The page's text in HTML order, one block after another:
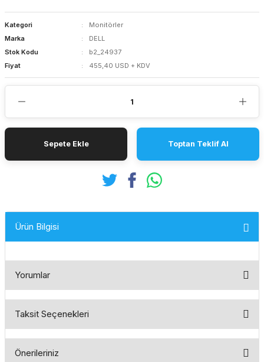
Kategori
Monitörler
Marka
DELL
Stok Kodu
b2_24937
Fiyat
455,40 USD + KDV
Sepete Ekle Toptan Teklif Al
Ürün Bilgisi
Yorumlar
Taksit Seçenekleri
Önerileriniz